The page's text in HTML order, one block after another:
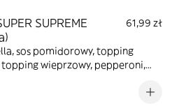
SUPREME
61,99 zł
sos pomidorowy, topping
topping wieprzowy, pepperoni,